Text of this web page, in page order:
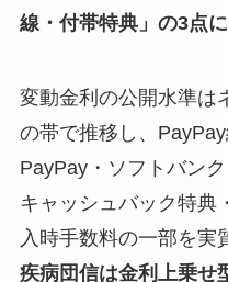
線・付帯特典」の3点
変動金利の公開水準は
の帯で推移し、
PayPay・ソフトバン
キャッシュバック特典
入時手数料の一部を実
疾病団信は金利上乗せ